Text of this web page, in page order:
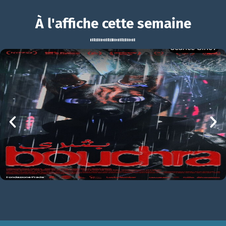
À bicyclette !
À bicyclette ! Bande-annonce VF STFR
À l'affiche cette semaine
BOUCHRA
mer 05/08
21h00